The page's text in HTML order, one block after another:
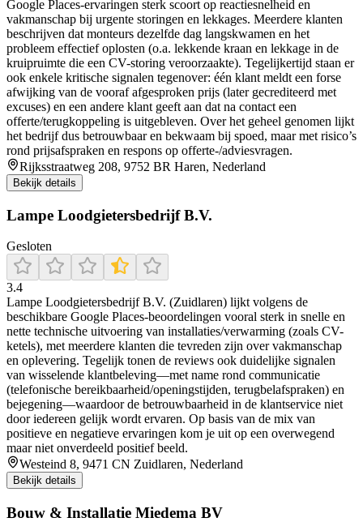
Google Places-ervaringen sterk scoort op reactiesnelheid en
vakmanschap bij urgente storingen en lekkages. Meerdere klanten
beschrijven dat monteurs dezelfde dag langskwamen en het
probleem effectief oplosten (o.a. lekkende kraan en lekkage in de
kruipruimte die een CV-storing veroorzaakte). Tegelijkertijd staan er
ook enkele kritische signalen tegenover: één klant meldt een forse
afwijking van de vooraf afgesproken prijs (later gecrediteerd met
excuses) en een andere klant geeft aan dat na contact een
offerte/terugkoppeling is uitgebleven. Over het geheel genomen lijkt
het bedrijf dus betrouwbaar en bekwaam bij spoed, maar met risico’s
rond prijsafspraken en respons op offerte-/adviesvragen.
Rijksstraatweg 208, 9752 BR Haren, Nederland
Bekijk details
Lampe Loodgietersbedrijf B.V.
Gesloten
3.4
Lampe Loodgietersbedrijf B.V. (Zuidlaren) lijkt volgens de
beschikbare Google Places-beoordelingen vooral sterk in snelle en
nette technische uitvoering van installaties/verwarming (zoals CV-
ketels), met meerdere klanten die tevreden zijn over vakmanschap
en oplevering. Tegelijk tonen de reviews ook duidelijke signalen
van wisselende klantbeleving—met name rond communicatie
(telefonische bereikbaarheid/openingstijden, terugbelafspraken) en
bejegening—waardoor de betrouwbaarheid in de klantservice niet
door iedereen gelijk wordt ervaren. Op basis van de mix van
positieve en negatieve ervaringen kom je uit op een overwegend
maar niet onverdeeld positief beeld.
Westeind 8, 9471 CN Zuidlaren, Nederland
Bekijk details
Bouw & Installatie Miedema BV